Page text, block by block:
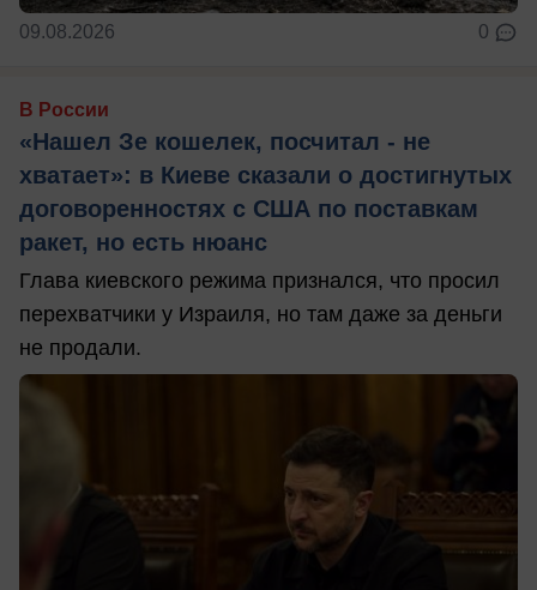
09.08.2026 0
В России
«Нашел Зе кошелек, посчитал - не
хватает»: в Киеве сказали о достигнутых
договоренностях с США по поставкам
ракет, но есть нюанс
Глава киевского режима признался, что просил
перехватчики у Израиля, но там даже за деньги
не продали.